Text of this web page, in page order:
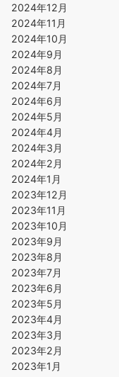
2024年12月
2024年11月
2024年10月
2024年9月
2024年8月
2024年7月
2024年6月
2024年5月
2024年4月
2024年3月
2024年2月
2024年1月
2023年12月
2023年11月
2023年10月
2023年9月
2023年8月
2023年7月
2023年6月
2023年5月
2023年4月
2023年3月
2023年2月
2023年1月